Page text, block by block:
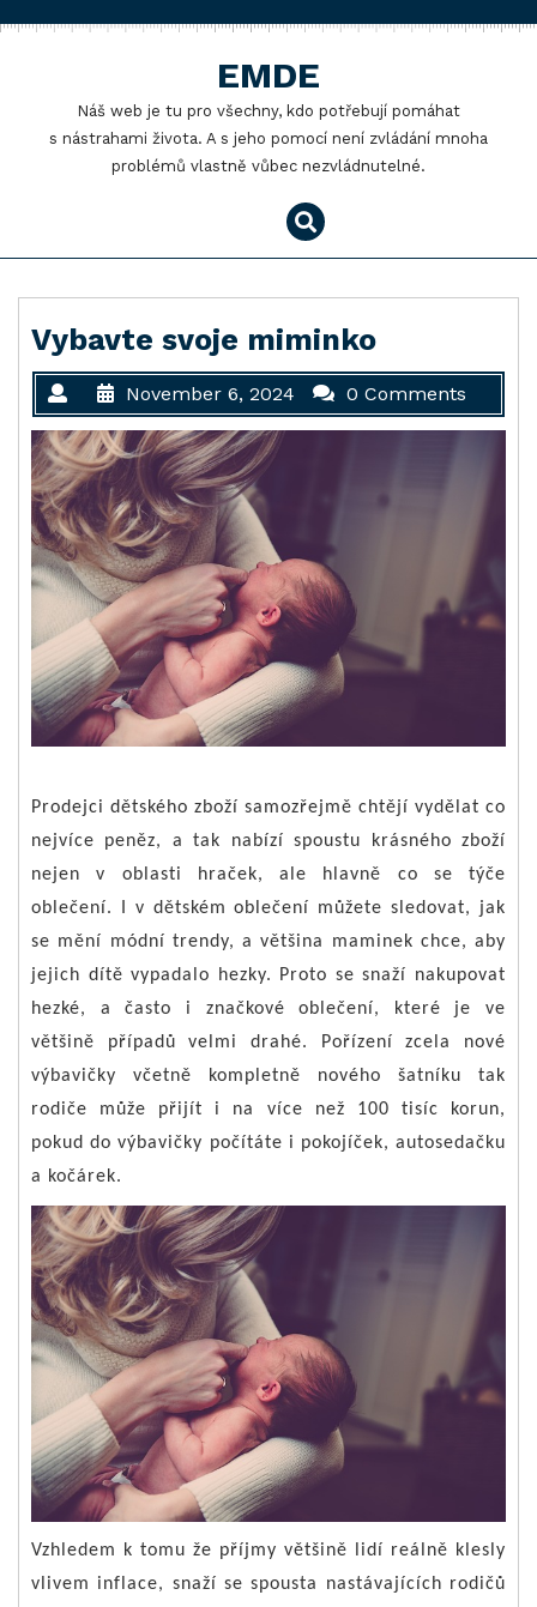
EMDE
Náš web je tu pro všechny, kdo potřebují pomáhat
s nástrahami života. A s jeho pomocí není zvládání mnoha
problémů vlastně vůbec nezvládnutelné.
Vybavte svoje miminko
November 6, 2024 0 Comments
Prodejci dětského zboží samozřejmě chtějí vydělat co
nejvíce peněz, a tak nabízí spoustu krásného zboží
nejen v oblasti hraček, ale hlavně co se týče
oblečení. I v dětském oblečení můžete sledovat, jak
se mění módní trendy, a většina maminek chce, aby
jejich dítě vypadalo hezky. Proto se snaží nakupovat
hezké, a často i značkové oblečení, které je ve
většině případů velmi drahé. Pořízení zcela nové
výbavičky včetně kompletně nového šatníku tak
rodiče může přijít i na více než 100 tisíc korun,
pokud do výbavičky počítáte i pokojíček, autosedačku
a kočárek.
Vzhledem k tomu že příjmy většině lidí reálně klesly
vlivem inflace, snaží se spousta nastávajících rodičů